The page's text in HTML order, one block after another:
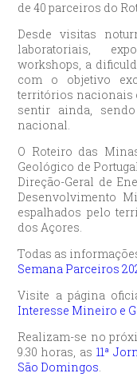
de 40 parceiros do
Desde visitas
laboratoriais,
workshops, a
com o objetivo
territórios nacionais
sentir ainda,
nacional.
O Roteiro das
Geológico de
Direção-Geral de
Desenvolvimento
espalhados pelo
dos Açores.
Todas as
Semana Parceiros
Visite a página
Interesse Mineiro e
Realizam-se no
9.30 horas, as11ª
São Domingos.